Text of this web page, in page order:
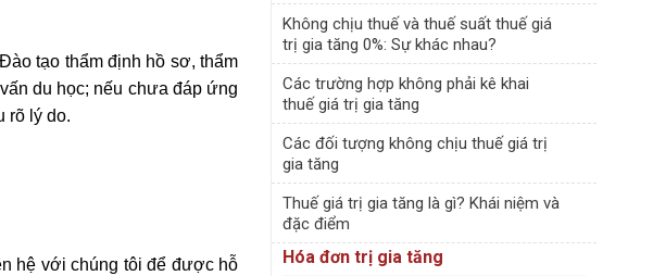
tạo thẩm định hồ sơ, thẩm
du học; nếu chưa đáp ứng
rõ lý do.
hệ với chúng tôi để được hỗ
Không chịu thuế và thuế suất thuế giá
trị gia tăng 0%: Sự khác nhau?
Các trường hợp không phải kê khai
thuế giá trị gia tăng
Các đối tượng không chịu thuế giá trị
gia tăng
Thuế giá trị gia tăng là gì? Khái niệm và
đặc điểm
Hóa đơn trị gia tăng